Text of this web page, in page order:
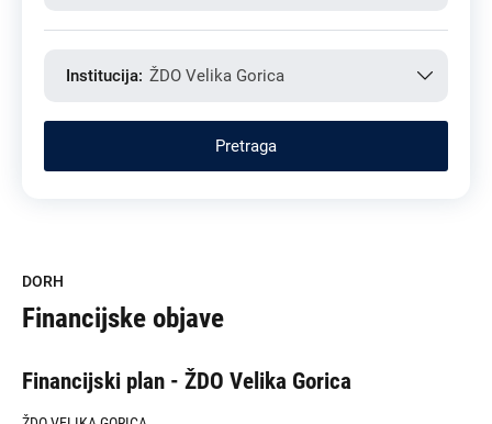
Institucija: ŽDO Velika Gorica
DORH
Financijske objave
Financijski plan - ŽDO Velika Gorica